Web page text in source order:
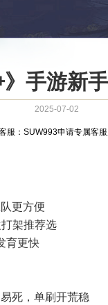
》手游新
2025-07-02
服：SUW993申请专属客
更方便
架推荐选
育更快
死，单刷开荒稳